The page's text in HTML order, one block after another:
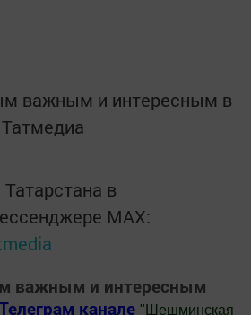
важным и интересным в
Татмедиа
в
MАХ:
важным и интересным
Телеграм канале " Шешминская